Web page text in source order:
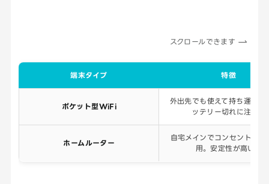
スクロールできます
端末タイプ 特徴
ポケット型WiFi
外出先でも使えて持ち運び可
ッテリー切れに注意。
ホームルーター
自宅メインでコンセントに挿
用。安定性が高い。